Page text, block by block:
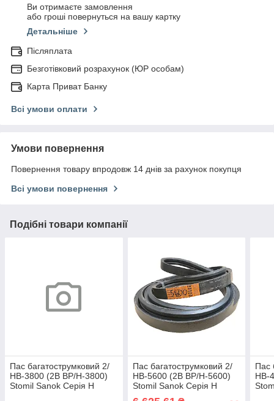
Ви отримаєте замовлення
або гроші повернуться на вашу картку
Детальніше
Післяплата
Безготівковий розрахунок (ЮР особам)
Карта Приват Банку
Всі умови оплати
Умови повернення
Повернення товару впродовж 14 днів за рахунок покупця
Всі умови повернення
Подібні товари компанії
Пас багатострумковий 2/
НВ-3800 (2B BP/H-3800)
Stomil Sanok Серія H
Пас багатострумковий 2/
НВ-5600 (2B BP/H-5600)
Stomil Sanok Серія H
Пас
НВ-